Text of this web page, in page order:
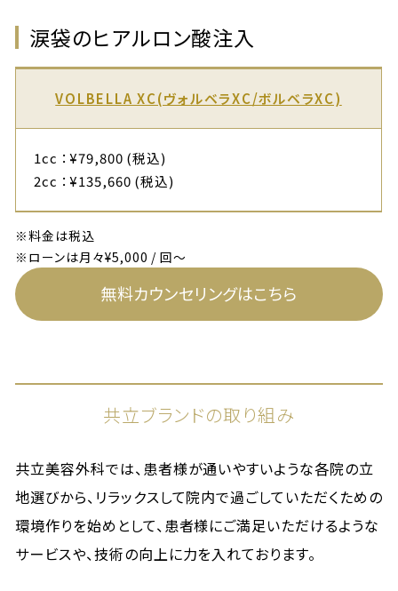
涙袋のヒアルロン酸注入
VOLBELLA XC(ヴォルベラXC/ボルベラXC)
1cc ：¥79,800 (税込)
2cc ：¥135,660 (税込)
※料金は税込
※ローンは月々¥5,000 / 回～
無料カウンセリングはこちら
共立ブランドの取り組み
共立美容外科では、患者様が通いやすいような各院の立
地選びから、リラックスして院内で過ごしていただくための
環境作りを始めとして、患者様にご満足いただけるような
サービスや、技術の向上に力を入れております。